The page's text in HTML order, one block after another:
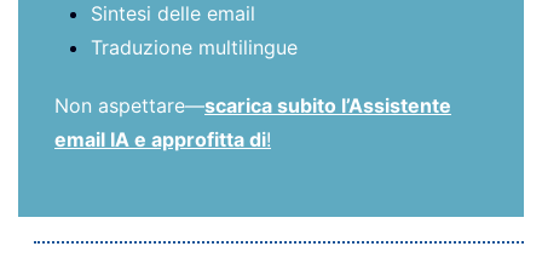
Sintesi delle email
Traduzione multilingue
Non aspettare—scarica subito l’Assistente
email IA e approfitta di!